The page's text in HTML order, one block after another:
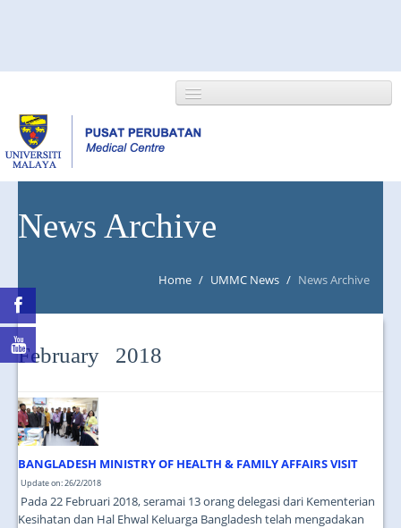
NEWS/EVENTS
News Archive
Home / UMMC News / News Archive
February 2018
BANGLADESH MINISTRY OF HEALTH & FAMILY AFFAIRS VISIT
Update on: 26/2/2018
Pada 22 Februari 2018, seramai 13 orang delegasi dari Kementerian
Kesihatan dan Hal Ehwal Keluarga Bangladesh telah mengadakan